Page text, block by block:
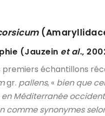
(Jauzein et al.,
premiers échantillons
gr. pallens, « bien que
Méditerranée
comme synonymes